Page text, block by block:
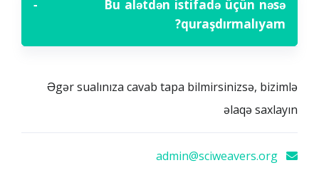
Bu alətdən istifadə üçün nəsə
quraşdırmalıyam?
−
Əgər sualınıza cavab tapa bilmirsinizsə, bizimlə
əlaqə saxlayın